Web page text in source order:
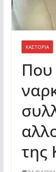
ΚΑΣΤΟΡΙΆ
Που
της